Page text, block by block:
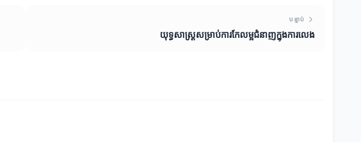
បន្ទាប់
យុទ្ធសាស្ត្រសម្រាប់ការកែលម្អជំនាញក្នុងការលេង